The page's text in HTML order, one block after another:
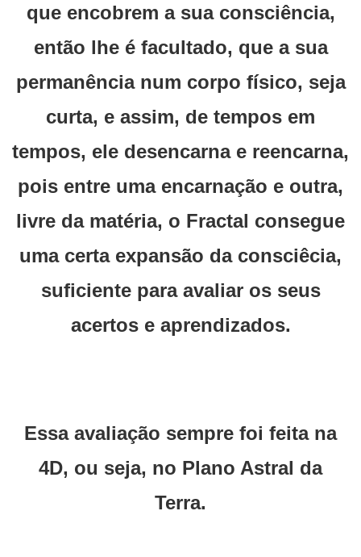
que encobrem a sua consciência,
então lhe é facultado, que a sua
permanência num corpo físico, seja
curta, e assim, de tempos em
tempos, ele desencarna e reencarna,
pois entre uma encarnação e outra,
livre da matéria, o Fractal consegue
uma certa expansão da consciêcia,
suficiente para avaliar os seus
acertos e aprendizados.
Essa avaliação sempre foi feita na
4D, ou seja, no Plano Astral da
Terra.